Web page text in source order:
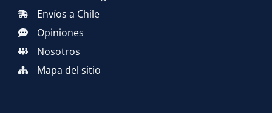
Envíos a Chile
Opiniones
Nosotros
Mapa del sitio